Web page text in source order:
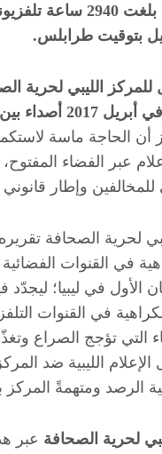
للمركز الليبي لحرية
الكراهية،
أن الحاجة ماسة
عبر الفضاء
للمخالفين وإطار
لحرية الصحافة
في القنوات الفضائية
الأول في ليبيا؛
في القنوات
التي تؤجج الصراع
الليبية ضد
ومتهمةً المركز
لحرية الصحافة عبر